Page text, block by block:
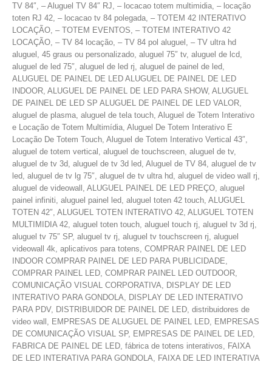
TV 84″, – Aluguel TV 84″ RJ, – locacao totem multimidia, – locação
toten RJ 42, – locacao tv 84 polegada, – TOTEM 42 INTERATIVO
LOCAÇÃO, – TOTEM EVENTOS, – TOTEM INTERATIVO 42
LOCAÇÃO, – TV 84 locação, – TV 84 pol aluguel, – TV ultra hd
aluguel, 45 graus ou personalizado, aluguel 75″ tv, aluguel de lcd,
aluguel de led 75″, aluguel de led rj, aluguel de painel de led,
ALUGUEL DE PAINEL DE LED ALUGUEL DE PAINEL DE LED
INDOOR, ALUGUEL DE PAINEL DE LED PARA SHOW, ALUGUEL
DE PAINEL DE LED SP ALUGUEL DE PAINEL DE LED VALOR,
aluguel de plasma, aluguel de tela touch, Aluguel de Totem Interativo
e Locação de Totem Multimídia, Aluguel De Totem Interativo E
Locação De Totem Touch, Aluguel de Totem Interativo Vertical 43″,
aluguel de totem vertical, aluguel de touchscreen, aluguel de tv,
aluguel de tv 3d, aluguel de tv 3d led, Aluguel de TV 84, aluguel de tv
led, aluguel de tv lg 75″, aluguel de tv ultra hd, aluguel de video wall rj,
aluguel de videowall, ALUGUEL PAINEL DE LED PREÇO, aluguel
painel infiniti, aluguel painel led, aluguel toten 42 touch, ALUGUEL
TOTEN 42″, ALUGUEL TOTEN INTERATIVO 42, ALUGUEL TOTEN
MULTIMIDIA 42, aluguel toten touch, aluguel touch rj, aluguel tv 3d rj,
aluguel tv 75″ SP, aluguel tv rj, aluguel tv touchscreen rj, aluguel
videowall 4k, aplicativos para totens, COMPRAR PAINEL DE LED
INDOOR COMPRAR PAINEL DE LED PARA PUBLICIDADE,
COMPRAR PAINEL LED, COMPRAR PAINEL LED OUTDOOR,
COMUNICAÇÃO VISUAL CORPORATIVA, DISPLAY DE LED
INTERATIVO PARA GONDOLA, DISPLAY DE LED INTERATIVO
PARA PDV, DISTRIBUIDOR DE PAINEL DE LED, distribuidores de
video wall, EMPRESAS DE ALUGUEL DE PAINEL LED, EMPRESAS
DE COMUNICAÇÃO VISUAL SP, EMPRESAS DE PAINEL DE LED,
FABRICA DE PAINEL DE LED, fábrica de totens interativos, FAIXA
DE LED INTERATIVA PARA GONDOLA, FAIXA DE LED INTERATIVA